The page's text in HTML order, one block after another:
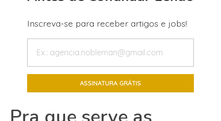
Inscreva-se para receber artigos e jobs!